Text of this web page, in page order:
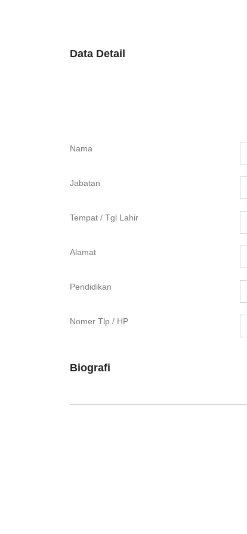
Data Detail
Nama
Jabatan
Tempat / Tgl Lahir
Alamat
Pendidikan
Nomer Tlp / HP
Biografi